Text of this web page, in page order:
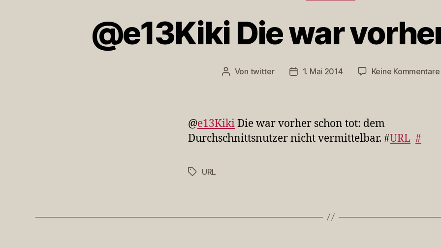
@e13Kiki Die war
Beitragsautor
Von twitter Veröffentlichungsdatum
1. Mai 2014 Keine Kommentare
@e13KikiDie war vorher schon tot: dem
Durchschnittsnutzer nicht vermittelbar. #URL #
Schlagwörter
URL